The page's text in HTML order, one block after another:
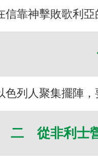
信靠神擊敗歌利
色列人聚集擺陣
二 從非利士